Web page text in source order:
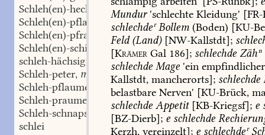
Schleh(en)-hecke
Schleh(en)-pflaume
f.
Schleh(en)-pfraume
,f.
Schleh(en)-schisser
m.
schleh-hächsig
Schleh-peter, m.
Schleh-pflaume
Schleh-praume
Schleh-schnaps
schlei
Mundur'schlechte Kleidung' [
schlechdeʳBollem (Boden) [KU-
Feld(Land)[NW-Kallstdt];
[Krämer Gal 186]; schlechde Zähⁿ
schlechde Mage 'ein empfindlicher
Kallstdt, mancherorts]; schlechde
belastbare Nerven' [KU-Brück,
schlechde Appetit[KB-Kriegsf]; e
[BZ-Dierb]; e schlechde
Kerzh, vereinzelt]; e schlechdeʳ